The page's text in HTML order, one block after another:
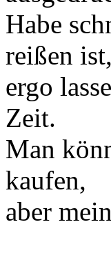
Habe
reißen ist,
ergo
Zeit.
Man
kaufen,
aber